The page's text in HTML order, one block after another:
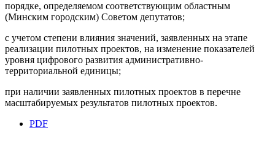
порядке, определяемом соответствующим областным
(Минским городским) Советом депутатов;
с учетом степени влияния значений, заявленных на этапе
реализации пилотных проектов, на изменение показателей
уровня цифрового развития административно-
территориальной единицы;
при наличии заявленных пилотных проектов в перечне
масштабируемых результатов пилотных проектов.
PDF